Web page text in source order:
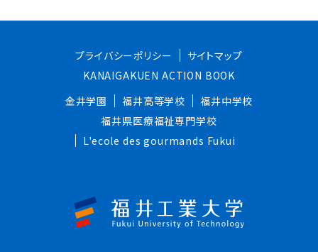
プライバシーポリシー
サイトマップ
KANAIGAKUEN ACTION BOOK
金井学園
福井高等学校
福井中学校
福井県医療福祉専門学校
L'ecole des gourmands Fukui